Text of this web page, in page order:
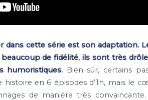
dans cette série est son adaptation.
de fidélité, ils sont très
humoristiques. Bien sûr, certains
en 6 épisodes d’1h, mais le
de manière très